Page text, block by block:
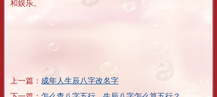
和娱乐。
上一篇： 成年人生辰八字改名字